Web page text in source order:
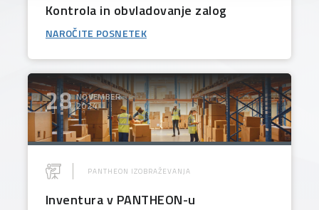
Kontrola in obvladovanje zalog
NAROČITE POSNETEK
28 NOVEMBER
2024
PANTHEON IZOBRAŽEVANJA
Inventura v PANTHEON-u